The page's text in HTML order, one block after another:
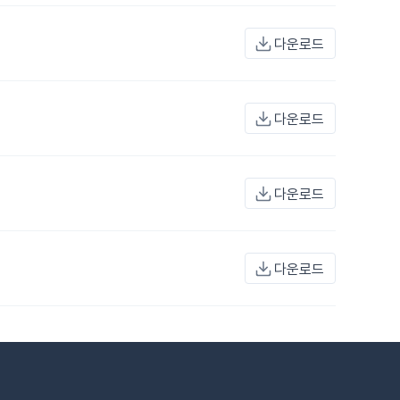
다운로드
다운로드
다운로드
다운로드